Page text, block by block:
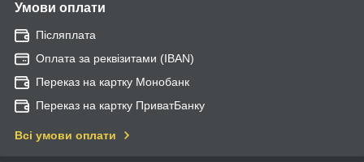
Умови оплати
Післяплата
Оплата за реквізитами (IBAN)
Переказ на картку Монобанк
Переказ на картку ПриватБанку
Всі умови оплати